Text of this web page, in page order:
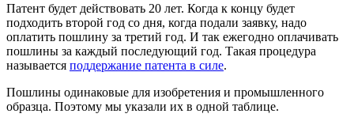
Патент будет действовать 20 лет. Когда к концу будет
подходить второй год со дня, когда подали заявку, надо
оплатить пошлину за третий год. И так ежегодно оплачивать
пошлины за каждый последующий год. Такая процедура
называется поддержание патента в силе.
Пошлины одинаковые для изобретения и промышленного
образца. Поэтому мы указали их в одной таблице.